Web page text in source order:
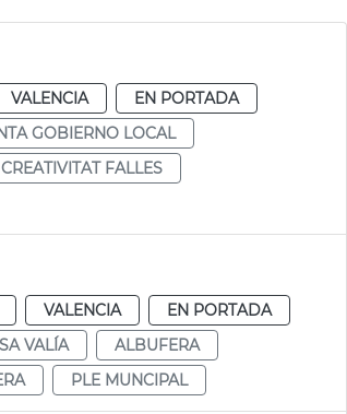
VALENCIA
EN PORTADA
GOBIERNO LOCAL
CREATIVITAT FALLES
VALENCIA
EN PORTADA
VALÍA
ALBUFERA
PLE MUNCIPAL